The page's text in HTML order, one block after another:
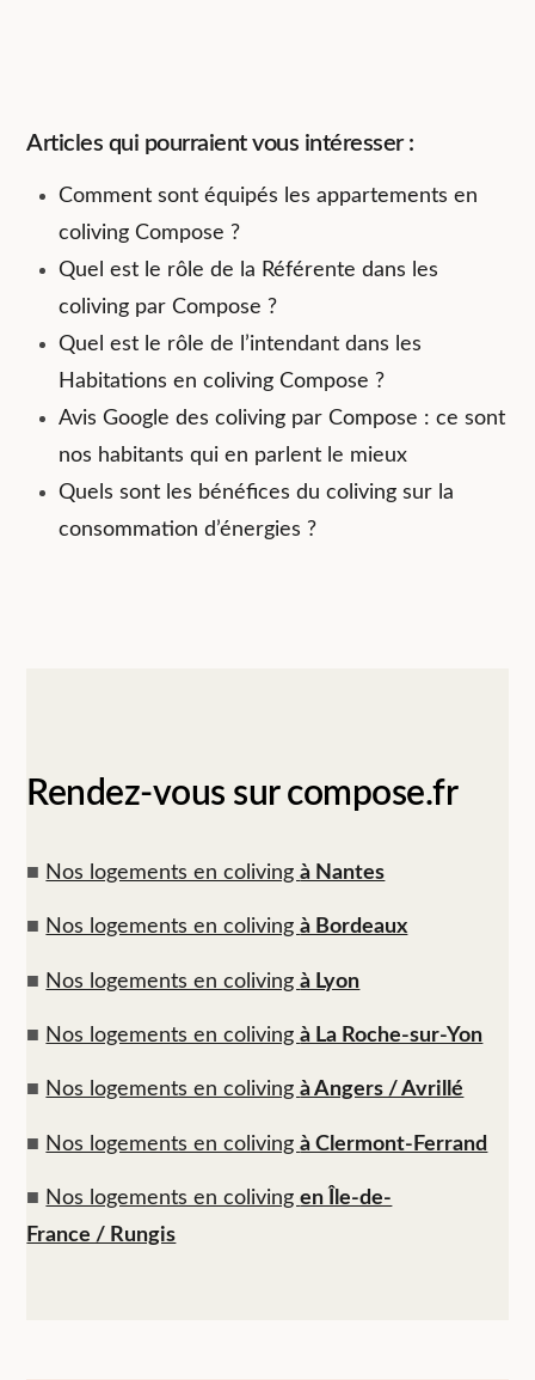
Articles qui pourraient vous intéresser :
Comment sont équipés les appartements en
coliving Compose ?
Quel est le rôle de la Référente dans les
coliving par Compose ?
Quel est le rôle de l’intendant dans les
Habitations en coliving Compose ?
Avis Google des coliving par Compose : ce sont
nos habitants qui en parlent le mieux
Quels sont les bénéfices du coliving sur la
consommation d’énergies ?
Rendez-vous sur compose.fr
■ Nos logements en colivingà Nantes
■ Nos logements en colivingà Bordeaux
■ Nos logements en colivingà Lyon
■ Nos logements en colivingà La Roche-sur-Yon
■ Nos logements en colivingà Angers / Avrillé
■ Nos logements en colivingà Clermont-Ferrand
■ Nos logements en colivingen Île-de-
France / Rungis